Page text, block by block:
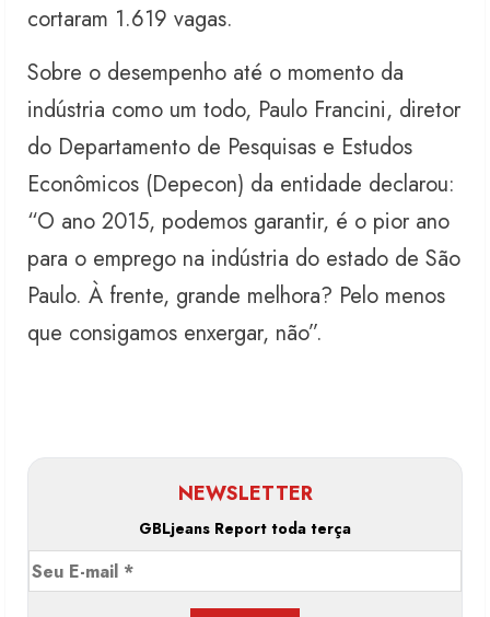
cortaram 1.619 vagas.
Sobre o desempenho até o momento da
indústria como um todo, Paulo Francini, diretor
do Departamento de Pesquisas e Estudos
Econômicos (Depecon) da entidade declarou:
“O ano 2015, podemos garantir, é o pior ano
para o emprego na indústria do estado de São
Paulo. À frente, grande melhora? Pelo menos
que consigamos enxergar, não”.
NEWSLETTER
GBLjeans Report toda terça